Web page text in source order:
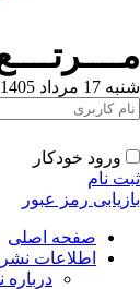
شنبه 17 مرداد 1405
ورود خودکار
ثبت نام
بازیابی رمز عبور
صفحه اصلی
اطلاعات
درباره